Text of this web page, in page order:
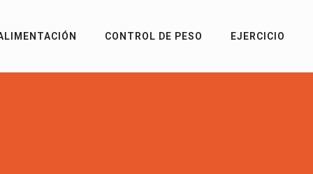
CONTROL DE PESO EJERCICIO